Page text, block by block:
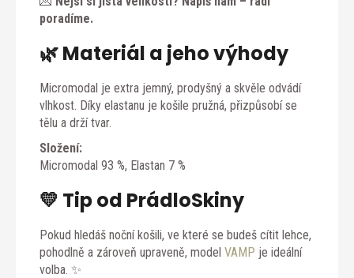
poradíme.
🌿 Materiál a jeho výhody
Micromodal je extra jemný, prodyšný a skvěle odvádí
vlhkost. Díky elastanu je košile pružná, přizpůsobí se
tělu a drží tvar.
Složení:
Micromodal 93 %, Elastan 7 %
💛 Tip od PrádloSkiny
Pokud hledáš noční košili, ve které se budeš cítit lehce,
pohodlně a zároveň upraveně, model VAMP je ideální
volba. ✨